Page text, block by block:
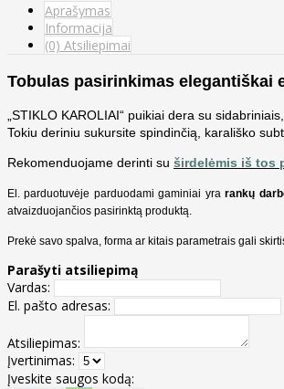
Aprašymas
Informacija
(0) Atsiliepimai
Tobulas pasirinkimas elegantiškai
„STIKLO KAROLIAI“ puikiai dera su
Tokiu deriniu sukursite spindinčią, karališko
Rekomenduojame derinti su širdelėmis iš tos
El. parduotuvėje parduodami gaminiai yrarankų
atvaizduojančios pasirinktą produktą.
Prekė savo spalva, forma ar kitais parametrais gali
Parašyti atsiliepimą
Vardas:
El. pašto adresas:
Atsiliepimas:
Įvertinimas:
Įveskite saugos kodą: